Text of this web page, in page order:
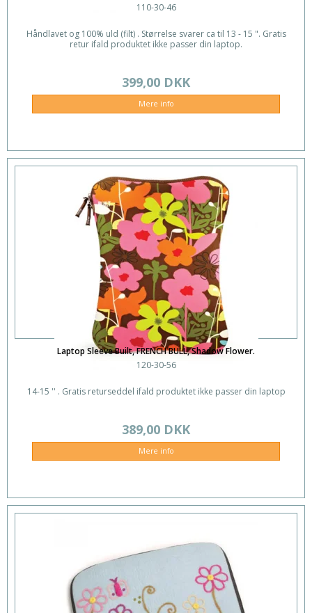
110-30-46
Håndlavet og 100% uld (filt) . Størrelse svarer ca til 13 - 15 ". Gratis
retur ifald produktet ikke passer din laptop.
399,00 DKK
Mere info
Laptop Sleeve Built, FRENCH BULL, Shadow Flower.
120-30-56
14-15 '' . Gratis returseddel ifald produktet ikke passer din laptop
389,00 DKK
Mere info